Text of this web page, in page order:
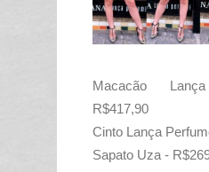
Macacão
R$417,90
Cinto Lança
Sapato Uza -